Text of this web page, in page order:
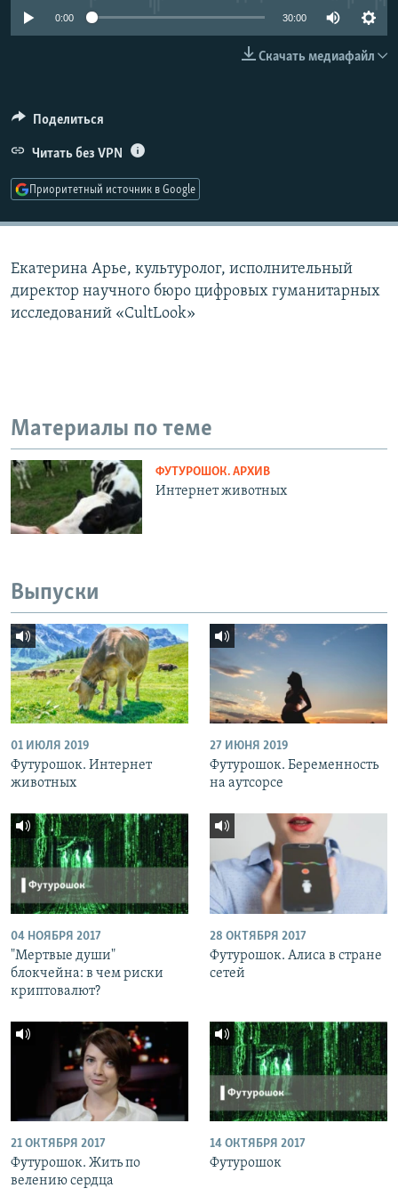
РАСПИСАНИЕ ВЕЩАНИЯ
0:00 30:00
Скачать медиафайл
Поделиться
Читать без VPN
Приоритетный источник в Google
Екатерина Арье, культуролог, исполнительный
директор научного бюро цифровых гуманитарных
исследований «CultLook»
Материалы по теме
ФУТУРОШОК. АРХИВ
Интернет животных
Выпуски
01 ИЮЛЯ 2019
Футурошок. Интернет
животных
27 ИЮНЯ 2019
Футурошок. Беременность
на аутсорсе
04 НОЯБРЯ 2017
"Мертвые души"
блокчейна: в чем риски
криптовалют?
28 ОКТЯБРЯ 2017
Футурошок. Алиса в стране
сетей
21 ОКТЯБРЯ 2017
Футурошок. Жить по
велению сердца
14 ОКТЯБРЯ 2017
Футурошок